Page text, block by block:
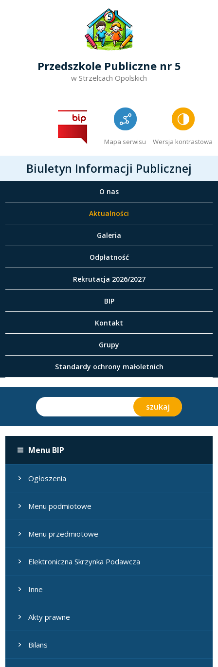
Przedszkole Publiczne nr 5
w Strzelcach Opolskich
Mapa serwisu Wersja kontrastowa
Biuletyn Informacji Publicznej
O nas
Aktualności
Galeria
Odpłatność
Rekrutacja 2026/2027
BIP
Kontakt
Grupy
Standardy ochrony małoletnich
Menu BIP
Ogłoszenia
Menu podmiotowe
Menu przedmiotowe
Elektroniczna Skrzynka Podawcza
Inne
Akty prawne
Bilans